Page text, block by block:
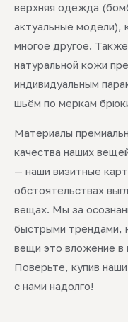
верхняя одежда
актуальные модели),
многое другое.
натуральной кожи
индивидуальным
шьём по меркам
Материалы
качества наших
— наши визитные
обстоятельствах
вещах. Мы за
быстрыми трендами,
вещи это вложение в
Поверьте, купив
с нами надолго!